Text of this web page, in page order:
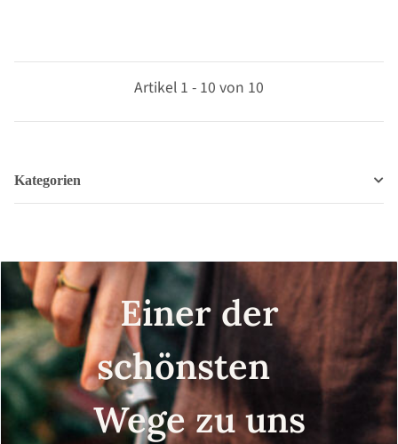
Artikel 1 - 10 von 10
Kategorien
Einer der
schönsten
Wege zu uns